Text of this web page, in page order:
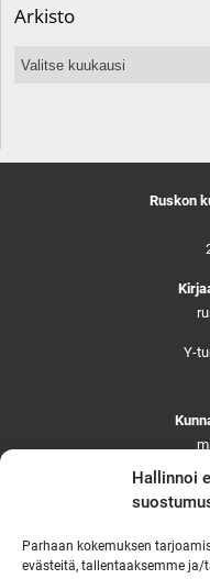
Hallinnoi
Parhaan kokemuksen
evästeitä, tallentaaksemme
Arkisto
Arkisto
Ruskon
Y-
pe